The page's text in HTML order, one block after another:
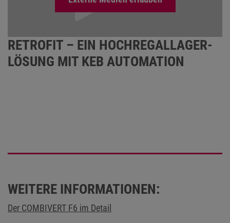
RETROFIT – EIN HOCHREGALLAGER-
LÖSUNG MIT KEB AUTOMATION
WEITERE INFORMATIONEN:
Der COMBIVERT F6 im Detail